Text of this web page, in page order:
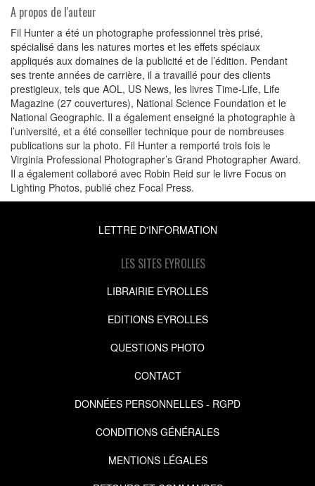
A propos de l'auteur
Fil Hunter a été un photographe professionnel très prisé,
spécialisé dans les natures mortes et les effets spéciaux
appliqués aux domaines de la publicité et de l’édition. Pendant
ses trente années de carrière, il a travaillé pour des clients
prestigieux, tels que AOL, US News, les livres Time-Life, Life
Magazine (27 couvertures), National Science Foundation et le
National Geographic. Il a également enseigné la photographie à
l’université, et a été conseiller technique pour de nombreuses
publications sur la photo. Fil Hunter a remporté trois fois le
Virginia Professional Photographer’s Grand Photographer Award.
Il a également collaboré avec Robin Reid sur le livre Focus on
Lighting Photos, publié chez Focal Press.
LETTRE D'INFORMATION
LES SITES EYROLLES
LIBRAIRIE EYROLLES
EDITIONS EYROLLES
QUESTIONS PHOTO
CONTACT
DONNÉES PERSONNELLES - RGPD
CONDITIONS GÉNÉRALES
MENTIONS LÉGALES